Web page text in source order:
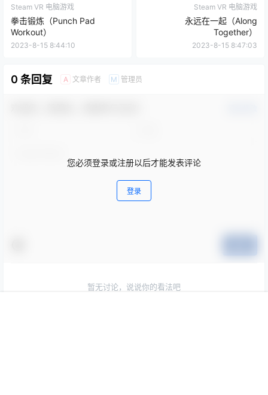
Steam VR 电脑游戏
拳击锻炼（Punch Pad
Workout）
2023-8-15 8:44:10
Steam VR 电脑游戏
永远在一起（Along
Together）
2023-8-15 8:47:03
0 条回复 A 文章作者 M 管理员
您必须登录或注册以后才能发表评论
登录
暂无讨论，说说你的看法吧